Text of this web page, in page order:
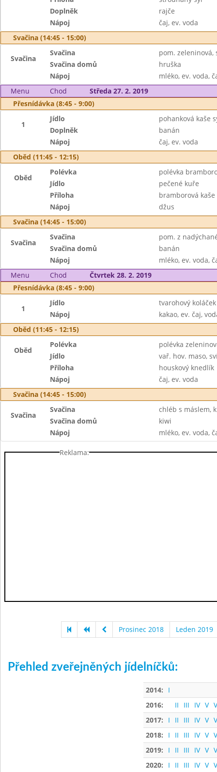
Doplněk
rajče
Nápoj
čaj, ev. voda
Svačina (14:45 - 15:00)
Svačina
Svačina
pom. zeleninová,
Svačina domů
hruška
Nápoj
mléko, ev. voda,
Menu
Chod
Středa 27. 2. 2019
Přesnídávka (8:45 - 9:00)
1
Jídlo
pohanková kaše
Doplněk
banán
Nápoj
čaj, ev. voda
Oběd (11:45 - 12:15)
Oběd
Polévka
polévka
Jídlo
pečené kuře
Příloha
bramborová kaše
Nápoj
džus
Svačina (14:45 - 15:00)
Svačina
Svačina
pom. z
Svačina domů
banán
Nápoj
mléko, ev. voda,
Menu
Chod
Čtvrtek 28. 2. 2019
Přesnídávka (8:45 - 9:00)
1
Jídlo
tvarohový koláček
Nápoj
kakao, ev. čaj,
Oběd (11:45 - 12:15)
Oběd
Polévka
polévka
Jídlo
vař. hov. maso,
Příloha
houskový knedlík
Nápoj
čaj, ev. voda
Svačina (14:45 - 15:00)
Svačina
Svačina
chléb s máslem,
Svačina domů
kiwi
Nápoj
mléko, ev. voda,
Reklama:
Prosinec 2018 Leden 2019
Přehled zveřejněných jídelníčků:
2014:
I
2016:
II III IV V
2017:
I II III IV V
2018:
I II III IV V
2019:
I II III IV V
2020:
I II III IV V